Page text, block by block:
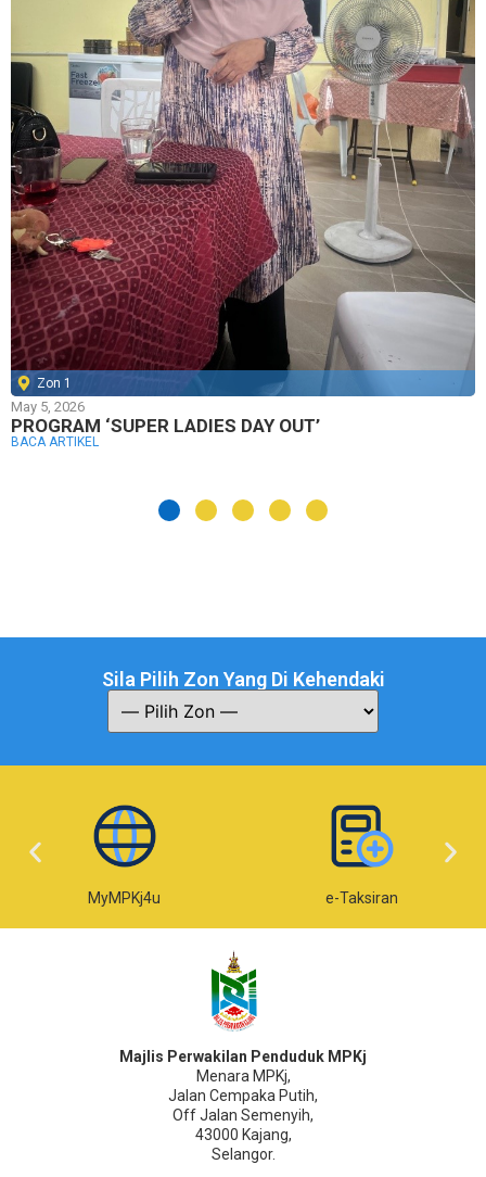
Zon 1
May 5, 2026
PROGRAM ‘SUPER LADIES DAY OUT’
BACA ARTIKEL
Sila Pilih Zon Yang Di Kehendaki
MyMPKj4u e-Taksiran
Majlis Perwakilan Penduduk MPKj
Menara MPKj,
Jalan Cempaka Putih,
Off Jalan Semenyih,
43000 Kajang,
Selangor.